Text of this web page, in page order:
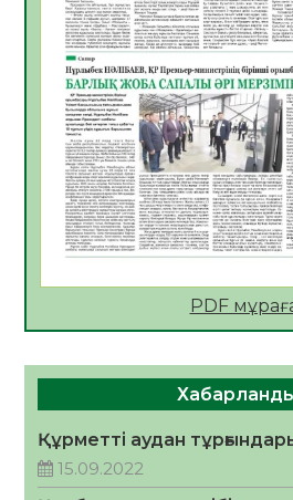
Мектептен – Ұлттық ұлан
04.08.2026
Үкіметтік емес ұйымдарға
сыйлықақы конкурсына
басталды
04.08.2026
Үкіметте Президенттің
қолдау жөніндегі
жүзеге асырылу барысы
Жазғы лагерьде
профилактикалық
04.08.2026
Құрылтай: Қызылордада
мүшесінің білімі
04.08.2026
PDF
Құрметті аудан
15.09.2022